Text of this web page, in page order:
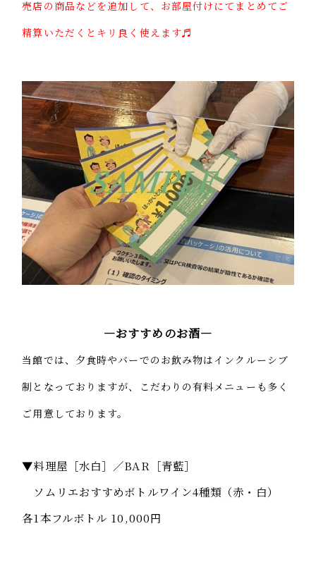
売店の商品などを追加して、お部屋付けにてまとめてご
精算いただくとキリ良く使えます♬
―おすすめのお酒―
当館では、夕食時やバーでのお飲み物はインクルーシブ
制となっておりますが、こだわりの有料メニューも多く
ご用意しております。
▼料理屋［水白］／BAR［青藍］
ソムリエおすすめボトルワイン4種類（赤・白）
各1本フルボトル 10,000円